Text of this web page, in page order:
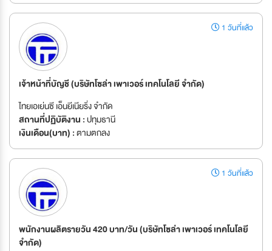
1 วันที่แล้ว
เจ้าหน้าที่บัญชี (บริษัทโซล่า เพาเวอร์ เทคโนโลยี จำกัด)
ไทยเอเย่นซี เอ็นยีเนียริ่ง จำกัด
สถานที่ปฏิบัติงาน :ปทุมธานี
เงินเดือน(บาท) :ตามตกลง
1 วันที่แล้ว
พนักงานผลิตรายวัน 420 บาท/วัน (บริษัทโซล่า เพาเวอร์ เทคโนโลยี
จำกัด)